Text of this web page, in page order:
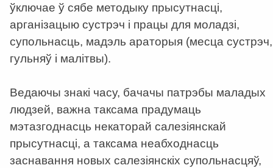
ўключае ў сябе методыку прысутнасці,
арганізацыю сустрэч і працы для моладзі,
супольнасць, мадэль араторыя (месца сустрэч,
гульняў і малітвы).
Ведаючы знакі часу, бачачы патрэбы маладых
людзей, важна таксама прадумаць
мэтазгоднасць некаторай салезіянскай
прысутнасці, а таксама неабходнасць
заснавання новых салезіянскіх супольнасцяў,